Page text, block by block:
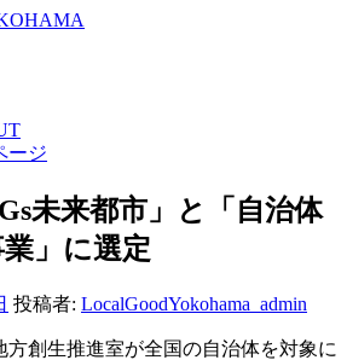
ージ
未来都市」と「自治体
」に選定
投稿者: LocalGoodYokohama_admin
創生推進室が全国の自治体を対象に